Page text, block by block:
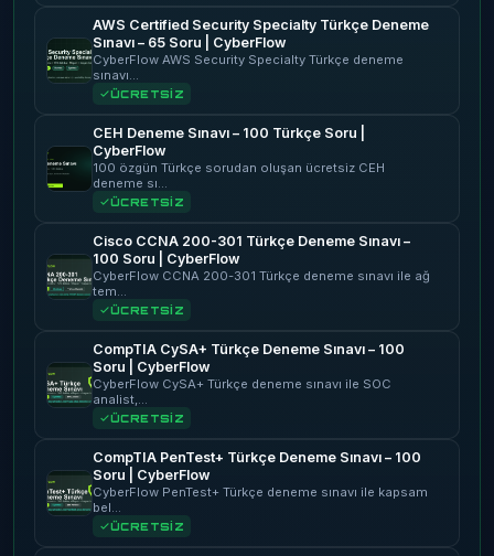
AWS Certified Security Specialty Türkçe Deneme
Sınavı – 65 Soru | CyberFlow
CyberFlow AWS Security Specialty Türkçe deneme
sınavı…
ÜCRETSİZ
CEH Deneme Sınavı – 100 Türkçe Soru |
CyberFlow
100 özgün Türkçe sorudan oluşan ücretsiz CEH
deneme sı…
ÜCRETSİZ
Cisco CCNA 200-301 Türkçe Deneme Sınavı –
100 Soru | CyberFlow
CyberFlow CCNA 200-301 Türkçe deneme sınavı ile ağ
tem…
ÜCRETSİZ
CompTIA CySA+ Türkçe Deneme Sınavı – 100
Soru | CyberFlow
CyberFlow CySA+ Türkçe deneme sınavı ile SOC
analist,…
ÜCRETSİZ
CompTIA PenTest+ Türkçe Deneme Sınavı – 100
Soru | CyberFlow
CyberFlow PenTest+ Türkçe deneme sınavı ile kapsam
bel…
ÜCRETSİZ